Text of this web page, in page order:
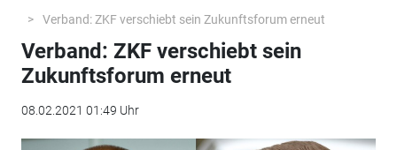
Verband: ZKF verschiebt sein Zukunftsforum erneut
Verband: ZKF verschiebt sein
Zukunftsforum erneut
08.02.2021 01:49 Uhr